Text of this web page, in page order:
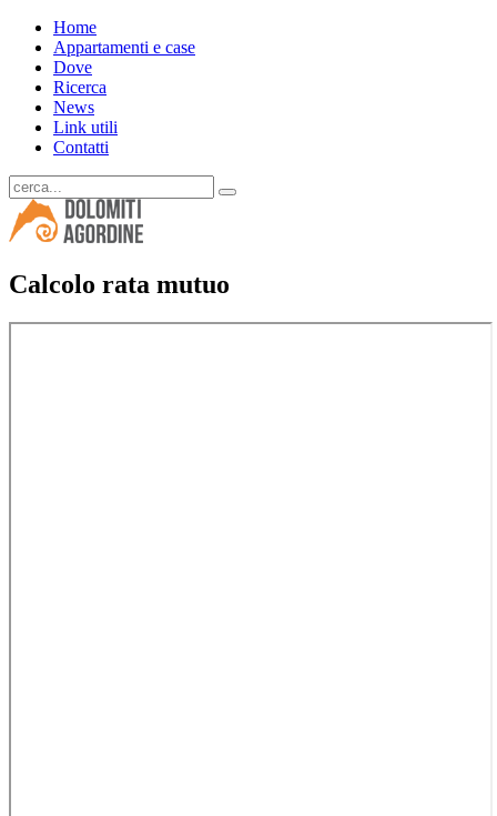
Home
Appartamenti e case
Dove
Ricerca
News
Link utili
Contatti
Calcolo rata mutuo